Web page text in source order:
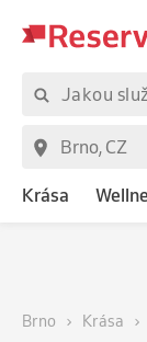
Krása
Brno Krása